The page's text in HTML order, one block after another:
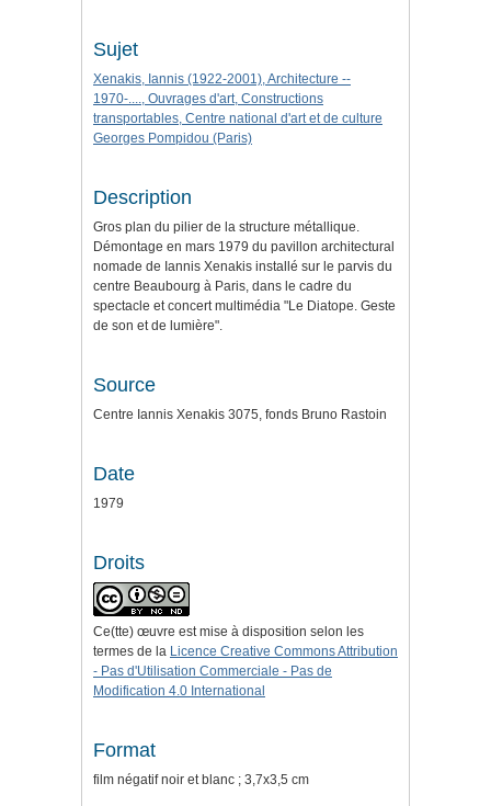
Sujet
Xenakis, Iannis (1922-2001), Architecture --
1970-...., Ouvrages d'art, Constructions
transportables, Centre national d'art et de culture
Georges Pompidou (Paris)
Description
Gros plan du pilier de la structure métallique.
Démontage en mars 1979 du pavillon architectural
nomade de Iannis Xenakis installé sur le parvis du
centre Beaubourg à Paris, dans le cadre du
spectacle et concert multimédia "Le Diatope. Geste
de son et de lumière".
Source
Centre Iannis Xenakis 3075, fonds Bruno Rastoin
Date
1979
Droits
Ce(tte) œuvre est mise à disposition selon les
termes de la Licence Creative Commons Attribution
- Pas d'Utilisation Commerciale - Pas de
Modification 4.0 International
Format
film négatif noir et blanc ; 3,7x3,5 cm